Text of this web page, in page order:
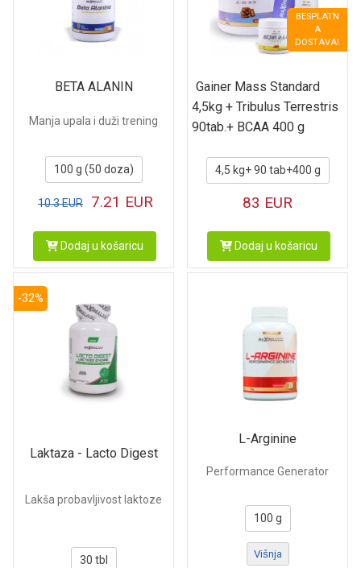
BETA ALANIN
Manja upala i duži trening
100 g (50 doza)
10.3EUR 7.21 EUR
Dodaj u košaricu
BESPLATN
A
DOSTAVA!
Gainer Mass Standard
4,5kg + Tribulus Terrestris
90tab.+ BCAA 400 g
4,5 kg+ 90 tab+400 g
83 EUR
Dodaj u košaricu
-32%
Laktaza - Lacto Digest
Lakša probavljivost laktoze
30 tbl
L-Arginine
Performance Generator
100 g
Višnja